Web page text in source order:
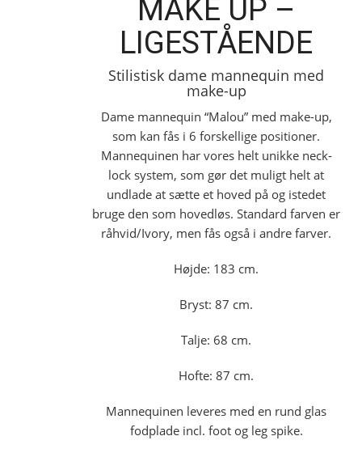
MAKE UP –
LIGESTÅENDE
Stilistisk dame mannequin med
make-up
Dame mannequin “Malou” med make-up,
som kan fås i 6 forskellige positioner.
Mannequinen har vores helt unikke neck-
lock system, som gør det muligt helt at
undlade at sætte et hoved på og istedet
bruge den som hovedløs. Standard farven er
råhvid/Ivory, men fås også i andre farver.
Højde: 183 cm.
Bryst: 87 cm.
Talje: 68 cm.
Hofte: 87 cm.
Mannequinen leveres med en rund glas
fodplade incl. foot og leg spike.